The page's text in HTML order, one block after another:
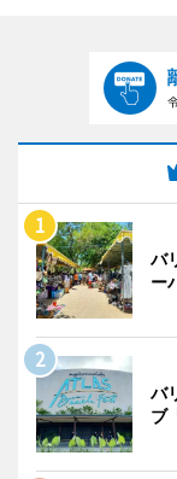
バ
ー
バ
ブ